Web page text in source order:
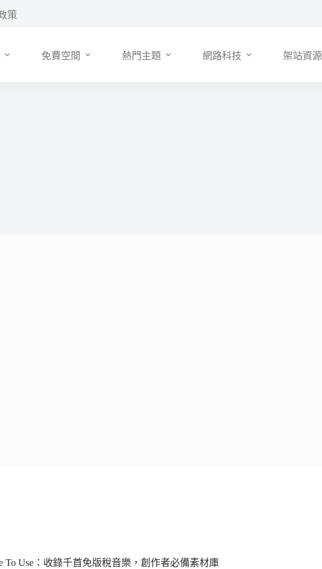
策
免費空間 熱門主題 網路科技 架站資源
To Use：收錄千首免版稅音樂，創作者必備素材庫